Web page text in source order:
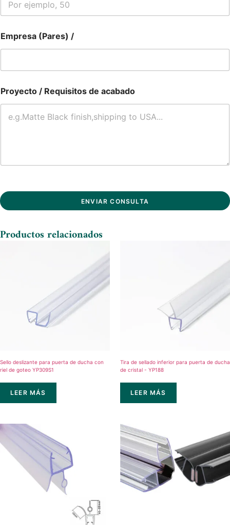
Empresa (Pares) /
Proyecto / Requisitos de acabado
ENVIAR CONSULTA
Productos relacionados
Sello deslizante para puerta de ducha con
riel de goteo YP309S1
LEER MÁS
Tira de sellado inferior para puerta de ducha
de cristal - YP188
LEER MÁS